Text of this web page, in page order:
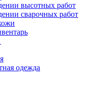
высотных работ
сварочных работ
одежда